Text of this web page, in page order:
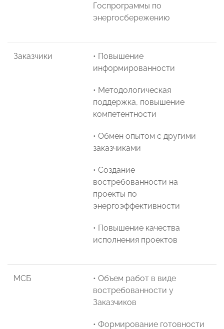
Госпрограммы по
энергосбережению
Заказчики
• Повышение
информированности
• Методологическая
поддержка, повышение
компетентности
• Обмен опытом с другими
заказчиками
• Создание
востребованности на
проекты по
энергоэффективности
• Повышение качества
исполнения проектов
МСБ
• Объем работ в виде
востребованности у
Заказчиков
• Формирование готовности